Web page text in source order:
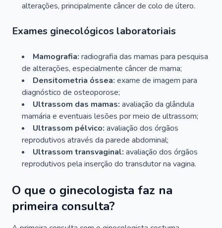
alterações, principalmente câncer de colo de útero.
Exames ginecológicos laboratoriais
Mamografia: radiografia das mamas para pesquisa
de alterações, especialmente câncer de mama;
Densitometria óssea: exame de imagem para
diagnóstico de osteoporose;
Ultrassom das mamas: avaliação da glândula
mamária e eventuais lesões por meio de ultrassom;
Ultrassom pélvico: avaliação dos órgãos
reprodutivos através da parede abdominal;
Ultrassom transvaginal: avaliação dos órgãos
reprodutivos pela inserção do transdutor na vagina.
O que o ginecologista faz na
primeira consulta?